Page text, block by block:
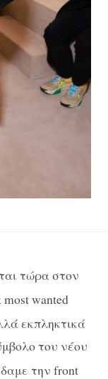
τώρα στον
wanted
εκπληκτικά
του νέου
την front